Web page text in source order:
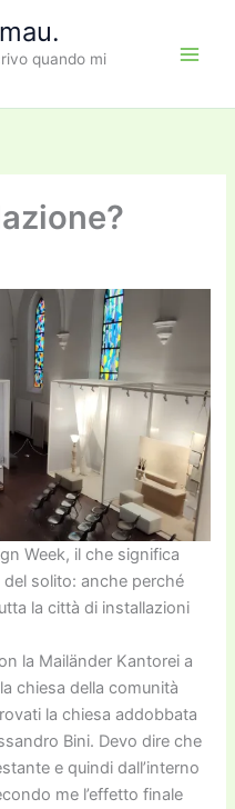
quando mi
Week, il che significa
solito: anche perché
la città di installazioni
la Mailänder Kantorei a
chiesa della comunità
la chiesa addobbata
Bini. Devo dire che
e quindi dall’interno
me l’effetto finale